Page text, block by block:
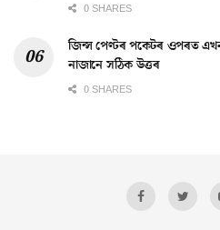
0 SHARES
জিন্স পেণ্টৰ পকেটৰ ওপৰত
নাজানে সঠিক উত্তৰ
0 SHARES